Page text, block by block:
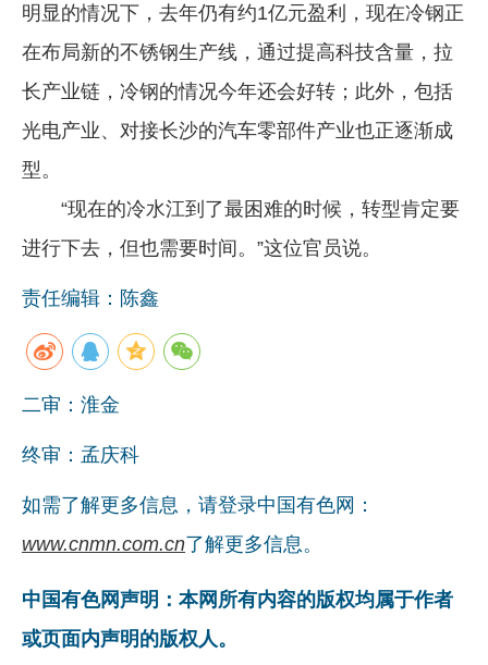
明显的情况下，去年仍有约1亿元盈利，现在冷钢正
在布局新的不锈钢生产线，通过提高科技含量，拉
长产业链，冷钢的情况今年还会好转；此外，包括
光电产业、对接长沙的汽车零部件产业也正逐渐成
型。
“现在的冷水江到了最困难的时候，转型肯定要
进行下去，但也需要时间。”这位官员说。
责任编辑：陈鑫
二审：淮金
终审：孟庆科
如需了解更多信息，请登录中国有色网：
www.cnmn.com.cn了解更多信息。
中国有色网声明：本网所有内容的版权均属于作者
或页面内声明的版权人。